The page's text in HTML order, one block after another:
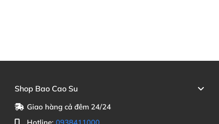
Shop Bao Cao Su
Giao hàng cả đêm 24/24
Hotline: 0938411000